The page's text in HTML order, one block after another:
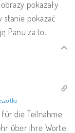
pokazały
stanie pokazać
Panu za to.
die Teilnahme
über ihre Worte